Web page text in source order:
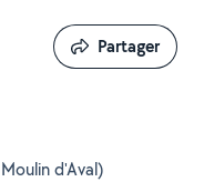
d'Aval)
Partager
Partager